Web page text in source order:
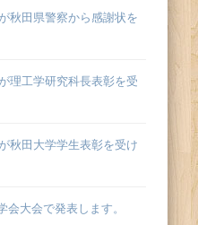
秋田県警察から感謝状を
理工学研究科長表彰を受
秋田大学学生表彰を受け
会大会で発表します。